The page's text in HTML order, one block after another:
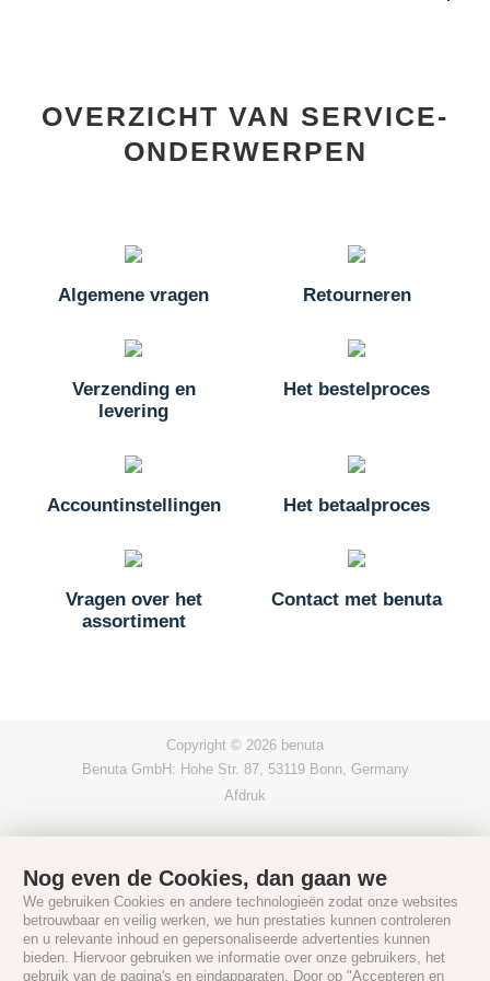
OVERZICHT VAN SERVICE-
ONDERWERPEN
Algemene vragen Retourneren
Verzending en
levering
Het bestelproces
Accountinstellingen Het betaalproces
Vragen over het
assortiment
Contact met benuta
Copyright © 2026 benuta
Benuta GmbH: Hohe Str. 87, 53119 Bonn, Germany
Afdruk
Nog even de Cookies, dan gaan we
We gebruiken Cookies en andere technologieën zodat onze websites
betrouwbaar en veilig werken, we hun prestaties kunnen controleren
en u relevante inhoud en gepersonaliseerde advertenties kunnen
bieden. Hiervoor gebruiken we informatie over onze gebruikers, het
gebruik van de pagina's en eindapparaten. Door op "Accepteren en